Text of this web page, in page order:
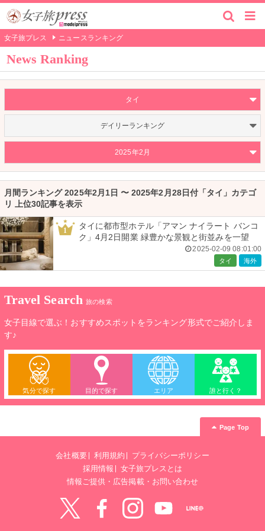
女子旅プレス ニュースランキング
News Ranking
タイ
デイリーランキング
2025年2月
月間ランキング 2025年2月1日 〜 2025年2月28日付「タイ」カテゴ
リ 上位30記事を表示
1
タイに都市型ホテル「アマン ナイラート バンコ
ク」4月2日開業 緑豊かな景観と街並みを一望
2025-02-09 08:01:00
タイ 海外
Travel Search 旅の検索
女子目線で選ぶ！おすすめスポットをランキング形式でご紹介しま
す♪
気分で探す 目的で探す エリア 誰と行く？
Page Top
会社概要 利用規約
プライバシーポリシー
採用情報
女子旅プレスとは
情報ご提供・広告掲載・お問い合わせ